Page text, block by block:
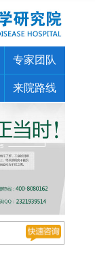
专家团队
来院路线